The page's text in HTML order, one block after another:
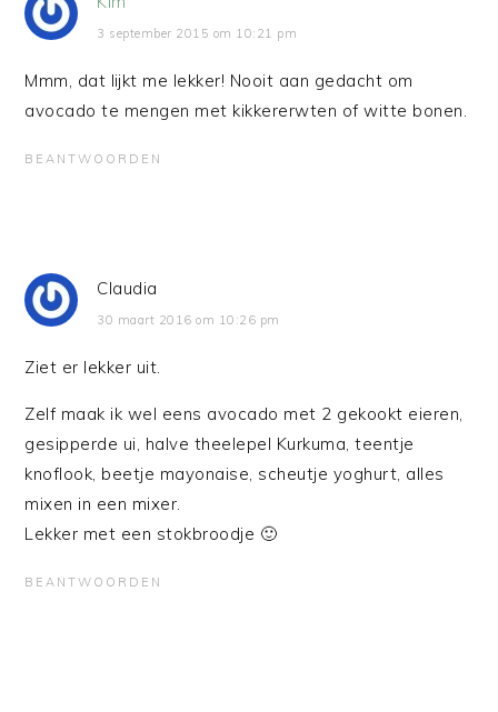
3 september 2015 om 10:21 pm
Mmm, dat lijkt me lekker! Nooit aan gedacht om
avocado te mengen met kikkererwten of witte bonen.
BEANTWOORDEN
Claudia
30 maart 2016 om 10:26 pm
Ziet er lekker uit.
Zelf maak ik wel eens avocado met 2 gekookt eieren,
gesipperde ui, halve theelepel Kurkuma, teentje
knoflook, beetje mayonaise, scheutje yoghurt, alles
mixen in een mixer.
Lekker met een stokbroodje 🙂
BEANTWOORDEN